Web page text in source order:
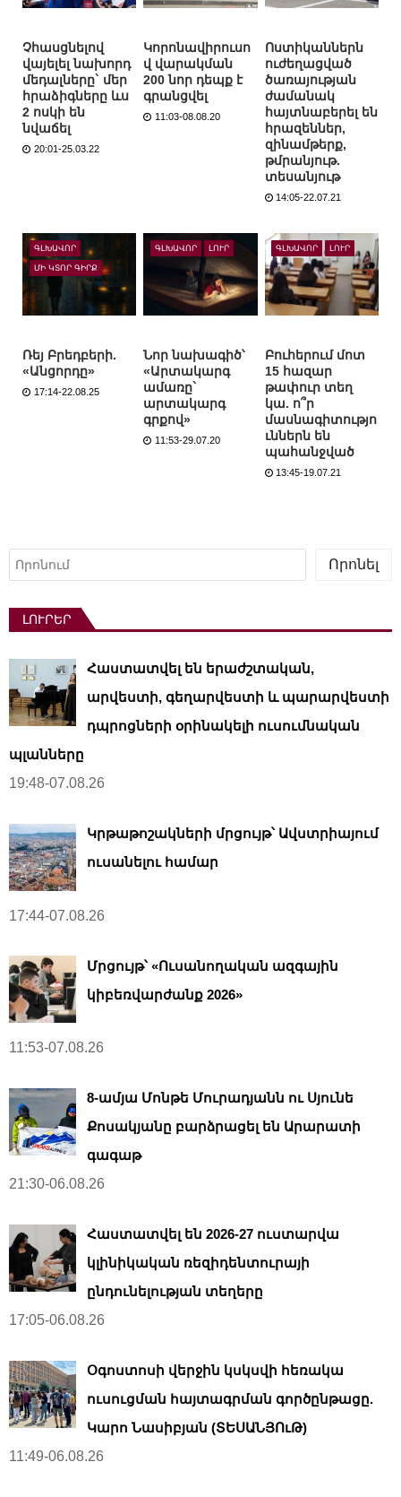
Չհասցնելով
վայելել նախորդ
մեդալները` մեր
հրաձիգները ևս
2 ոսկի են
նվաճել
20:01-25.03.22
Կորոնավիրուսո
վ վարակման
200 նոր դեպք է
գրանցվել
11:03-08.08.20
Ոստիկաններն
ուժեղացված
ծառայության
ժամանակ
հայտնաբերել են
հրազեններ,
զինամթերք,
թմրանյութ.
տեսանյութ
14:05-22.07.21
ԳԼԽԱՎՈՐ
ՄԻ ԿՏՈՐ ԳԻՐՔ
Ռեյ Բրեդբերի.
«Անցորդը»
17:14-22.08.25
ԳԼԽԱՎՈՐ ԼՈՒՐ
Նոր նախագիծ՝
«Արտակարգ
ամառը`
արտակարգ
գրքով»
11:53-29.07.20
ԳԼԽԱՎՈՐ ԼՈՒՐ
Բուհերում մոտ
15 հազար
թափուր տեղ
կա. ո՞ր
մասնագիտությո
ւններն են
պահանջված
13:45-19.07.21
Որոնել
Որոնել
ԼՈՒՐԵՐ
Հաստատվել են երաժշտական,
արվեստի, գեղարվեստի և պարարվեստի
դպրոցների օրինակելի ուսումնական
պլանները
19:48-07.08.26
Կրթաթոշակների մրցույթ՝ Ավստրիայում
ուսանելու համար
17:44-07.08.26
Մրցույթ՝ «Ուսանողական ազգային
կիբեռվարժանք 2026»
11:53-07.08.26
8-ամյա Մոնթե Մուրադյանն ու Սյունե
Քոսակյանը բարձրացել են Արարատի
գագաթ
21:30-06.08.26
Հաստատվել են 2026-27 ուստարվա
կլինիկական ռեզիդենտուրայի
ընդունելության տեղերը
17:05-06.08.26
Օգոստոսի վերջին կսկսվի հեռակա
ուսուցման հայտագրման գործընթացը.
Կարո Նասիբյան (ՏԵՍԱՆՅՈւԹ)
11:49-06.08.26